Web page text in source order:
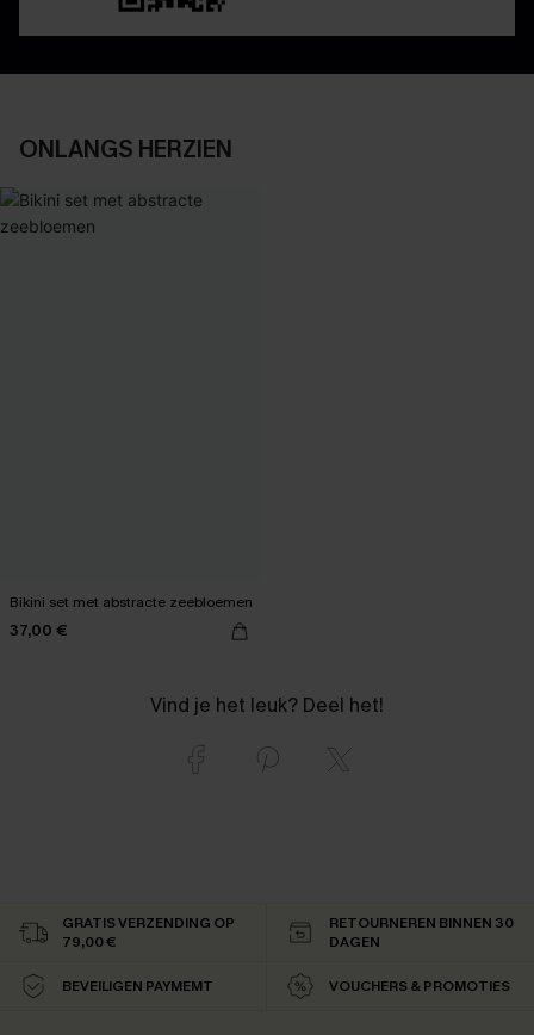
ONLANGS HERZIEN
Bikini set met abstracte zeebloemen
37,00 €
Vind je het leuk? Deel het!
GRATIS VERZENDING OP
79,00 €
RETOURNEREN BINNEN 30
DAGEN
BEVEILIGEN PAYMEMT VOUCHERS & PROMOTIES